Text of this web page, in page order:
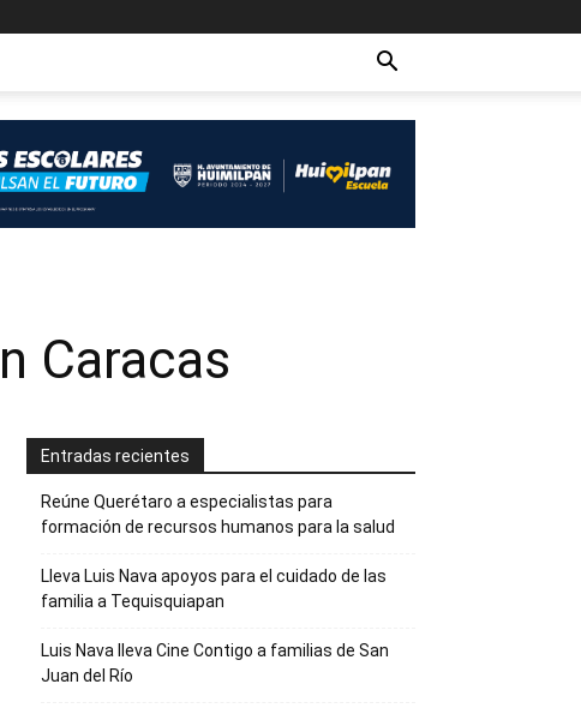
Caracas
Entradas recientes
Reúne Querétaro a especialistas para
formación de recursos humanos para la salud
Lleva Luis Nava apoyos para el cuidado de las
familia a Tequisquiapan
Luis Nava lleva Cine Contigo a familias de San
Juan del Río